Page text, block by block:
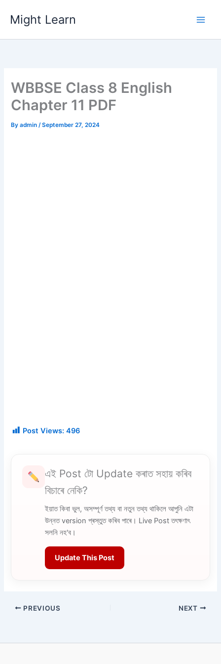
content
Might Learn
WBBSE Class 8 English
Chapter 11 PDF
Byadmin/September 27, 2024
Post Views: 496
এই Post টো Update কৰাত সহায় কৰিব
বিচাৰে নেকি?
ইয়াত কিবা ভুল, অসম্পূৰ্ণ তথ্য বা নতুন তথ্য থাকিলে আপুনি এটা
উন্নত version প্ৰস্তুত কৰিব পাৰে। Live Post তৎক্ষণাৎ
সলনি নহ'ব।
Update This Post
PREVIOUS NEXT